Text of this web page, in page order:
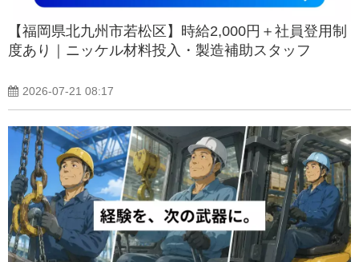
【福岡県北九州市若松区】時給2,000円＋社員登用制
度あり｜ニッケル材料投入・製造補助スタッフ
2026-07-21 08:17